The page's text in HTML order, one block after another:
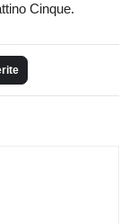
Cinque.